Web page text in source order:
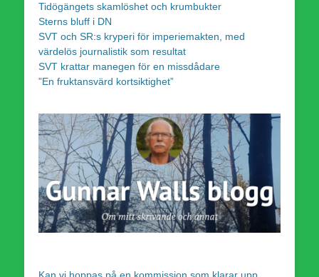
Tidögängets skamlöshet och krumbukter
Sterns bluff i DN
SVT och SR:s kryperi för imperiemakten, med
värdelös journalistik som resultat
SVT krattar manegen för en missdådare
”En fruktansvärd kortsiktighet”
Kan vi hoppas på en kommission som klarar upp